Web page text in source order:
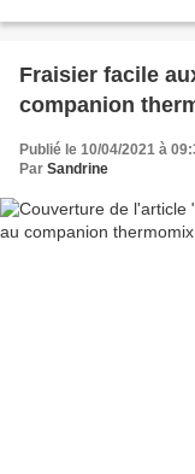
Fraisier facile
companion
Publié le 10/04/2021 à
Par Sandrine